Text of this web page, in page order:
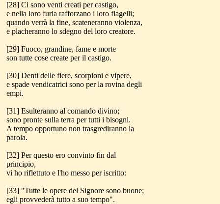
[28] Ci sono venti creati per castigo,
e nella loro furia rafforzano i loro flagelli;
quando verrà la fine, scateneranno violenza,
e placheranno lo sdegno del loro creatore.
[29] Fuoco, grandine, fame e morte
son tutte cose create per il castigo.
[30] Denti delle fiere, scorpioni e vipere,
e spade vendicatrici sono per la rovina degli
empi.
[31] Esulteranno al comando divino;
sono pronte sulla terra per tutti i bisogni.
A tempo opportuno non trasgrediranno la
parola.
[32] Per questo ero convinto fin dal
principio,
vi ho riflettuto e l'ho messo per iscritto:
[33] "Tutte le opere del Signore sono buone;
egli provvederà tutto a suo tempo".